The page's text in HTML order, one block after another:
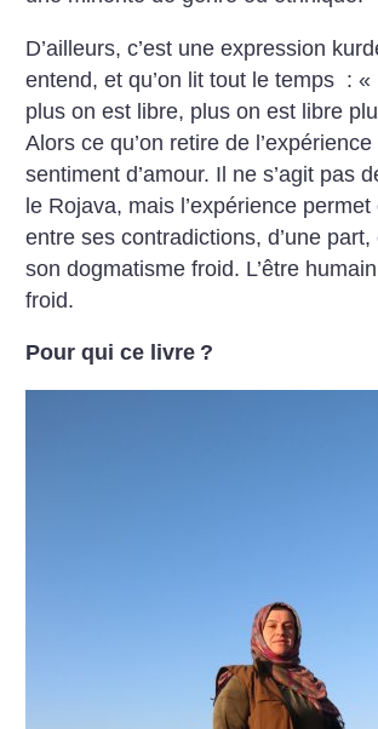
D’ailleurs, c’est une expression
entend, et qu’on lit tout le temps : «
plus on est libre, plus on est libre
Alors ce qu’on retire de l’expérience
sentiment d’amour. Il ne s’agit pas
le Rojava, mais l’expérience
entre ses contradictions, d’une part,
son dogmatisme froid. L’être
froid.
Pour qui ce livre ?